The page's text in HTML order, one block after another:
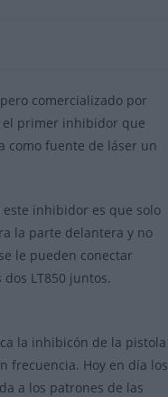
comercializado por
el primer inhibidor que
como fuente de láser un
inhibidor es que solo
la parte delantera y no
le pueden conectar
LT850 juntos.
la inhibicón de la pistola
frecuencia. Hoy en día los
a los patrones de las